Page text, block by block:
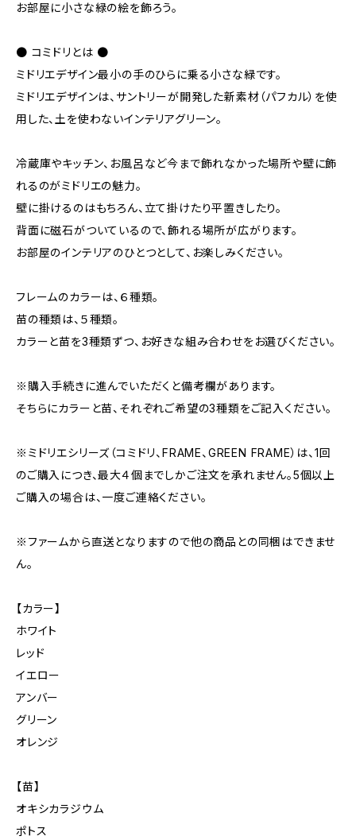
お部屋に小さな緑の絵を飾ろう。
● コミドリとは ●
ミドリエデザイン最小の手のひらに乗る小さな緑です。
ミドリエデザインは、サントリーが開発した新素材（パフカル）を使
用した、土を使わないインテリアグリーン。
冷蔵庫やキッチン、お風呂など今まで飾れなかった場所や壁に飾
れるのがミドリエの魅力。
壁に掛けるのはもちろん、立て掛けたり平置きしたり。
背面に磁石がついているので、飾れる場所が広がります。
お部屋のインテリアのひとつとして、お楽しみください。
フレームのカラーは、６種類。
苗の種類は、５種類。
カラーと苗を3種類ずつ、お好きな組み合わせをお選びください。
※購入手続きに進んでいただくと備考欄があります。
そちらにカラーと苗、それぞれご希望の3種類をご記入ください。
※ミドリエシリーズ（コミドリ、FRAME、GREEN FRAME）は、1回
のご購入につき、最大４個までしかご注文を承れません。5個以上
ご購入の場合は、一度ご連絡ください。
※ファームから直送となりますので他の商品との同梱はできませ
ん。
【カラー】
ホワイト
レッド
イエロー
アンバー
グリーン
オレンジ
【苗】
オキシカラジウム
ポトス